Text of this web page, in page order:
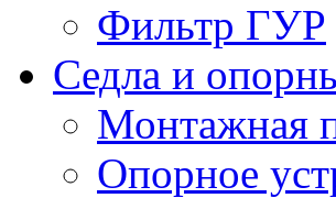
Фильтр ГУР
Седла и
Монтажная
Опорное